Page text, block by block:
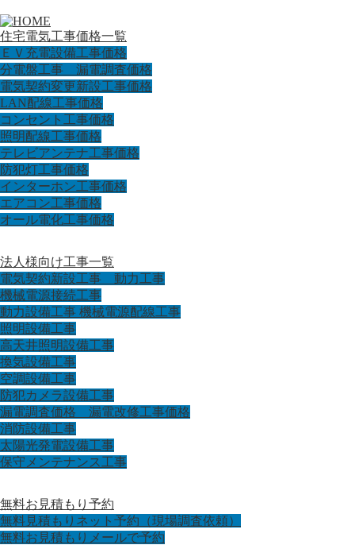
住宅電気工事価格一覧
ＥＶ充電設備工事価格
分電盤工事 漏電調査価格
電気契約変更新設工事価格
LAN配線工事価格
コンセント工事価格
照明配線工事価格
テレビアンテナ工事価格
防犯灯工事価格
インターホン工事価格
エアコン工事価格
オール電化工事価格
法人様向け工事一覧
電気契約新設工事 動力工事
機械電源接続工事
動力設備工事 機械電源配線工事
照明設備工事
高天井照明設備工事
換気設備工事
空調設備工事
防犯カメラ設備工事
漏電調査価格 漏電改修工事価格
消防設備工事
太陽光発電設備工事
保守メンテナンス工事
無料お見積もり予約
無料見積もりネット予約（現場調査依頼）
無料お見積もりメールで予約